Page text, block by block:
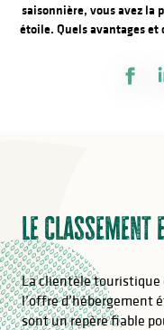
saisonnière, vous avez la
étoile. Quels avantages
Le classement
La clientèle touristique
l’offre d’hébergement
sont un repère fiable